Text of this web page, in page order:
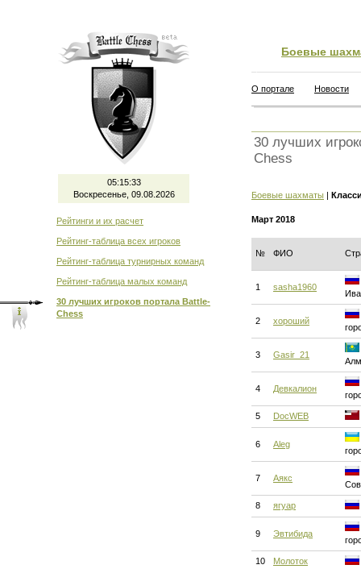
05:15:34
Воскресенье, 09.08.2026
Рейтинги и их расчет
Рейтинг-таблица всех игроков
Рейтинг-таблица турнирных команд
Рейтинг-таблица малых команд
30 лучших игроков портала Battle-
Chess
Боевые
О портале Новости
30 лучших
Chess
Боевые шахматы |
Март 2018
№ ФИО
1 sasha1960
2 хороший
3 Gasir_21
4 Девкалион
5 DocWEB
6 Aleg
7 Аякс
8 ягуар
9 Эвтибида
10 Молоток